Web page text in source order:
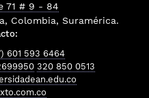
71 # 9 - 84
Colombia, Suramérica.
601 593 6464
320 850 0513